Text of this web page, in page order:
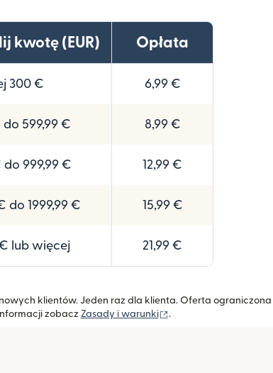
kwotę (EUR) Opłata
300 € 6,99 €
599,99 € 8,99 €
999,99 € 12,99 €
do 1999,99 € 15,99 €
lub więcej 21,99 €
klientów. Jeden raz dla klienta. Oferta
zobacz Zasady i warunki (otwiera się w nowym
.